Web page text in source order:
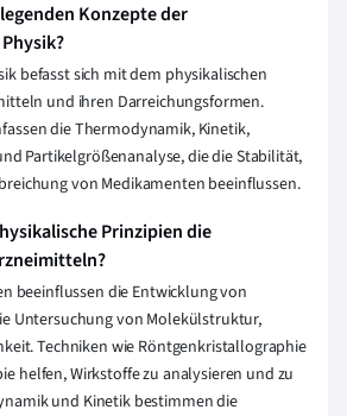
Konzepte der
befasst sich mit dem physikalischen
und ihren Darreichungsformen.
die Thermodynamik, Kinetik,
Partikelgrößenanalyse, die die Stabilität,
von Medikamenten beeinflussen.
Prinzipien die
beeinflussen die Entwicklung von
Untersuchung von Molekülstruktur,
Techniken wie Röntgenkristallographie
helfen, Wirkstoffe zu analysieren und zu
und Kinetik bestimmen die